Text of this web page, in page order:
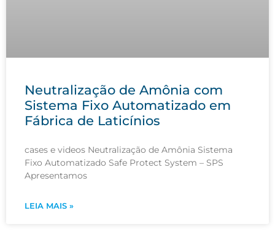
Neutralização de Amônia com
Sistema Fixo Automatizado em
Fábrica de Laticínios
cases e videos Neutralização de Amônia Sistema
Fixo Automatizado Safe Protect System – SPS
Apresentamos
LEIA MAIS »